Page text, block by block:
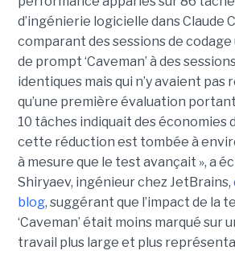
d’ingénierie logicielle dans Claude
comparant des sessions de
de prompt ‘Caveman’ à des
identiques mais qui n’y avaient pas
qu’une première évaluation
10 tâches indiquait des économies
cette réduction est tombée à
à mesure que le test avançait », a
Shiryaev, ingénieur chez JetBrains,
blog, suggérant que l’impact de la
‘Caveman’ était moins marqué sur
travail plus large et plus